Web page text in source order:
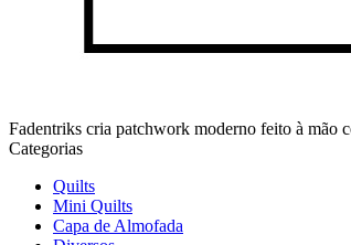
Fadentriks cria patchwork moderno feito à mão
Categorias
Quilts
Mini Quilts
Capa de Almofada